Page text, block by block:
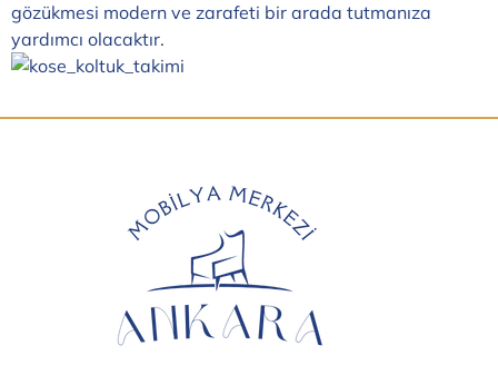
gözükmesi modern ve zarafeti bir arada tutmanıza
yardımcı olacaktır.